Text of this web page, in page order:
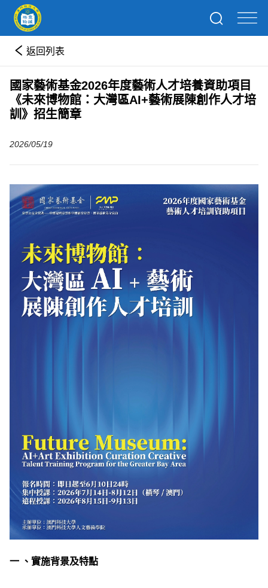
返回列表
國家藝術基金2026年度藝術人才培養資助項目
《未來博物館：大灣區AI+藝術展陳創作人才培
訓》招生簡章
2026/05/19
一 、實施背景及特點